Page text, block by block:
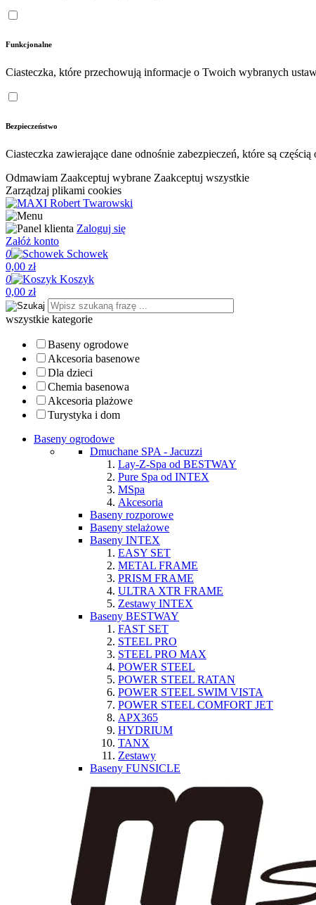
Funkcjonalne
Ciasteczka, które przechowują informacje o Twoich wybranych
Bezpieczeństwo
Ciasteczka zawierające dane odnośnie zabezpieczeń, które są
Odmawiam Zaakceptuj wybrane Zaakceptuj wszystkie
Zarządzaj plikami cookies
Zaloguj się
Załóż konto
0
Schowek
0,00 zł
0
Koszyk
0,00 zł
wszystkie kategorie
Baseny ogrodowe
Akcesoria basenowe
Dla dzieci
Chemia basenowa
Akcesoria plażowe
Turystyka i dom
Baseny ogrodowe
Dmuchane SPA - Jacuzzi
Lay-Z-Spa od BESTWAY
Pure Spa od INTEX
MSpa
Akcesoria
Baseny rozporowe
Baseny stelażowe
Baseny INTEX
EASY SET
METAL FRAME
PRISM FRAME
ULTRA XTR FRAME
Zestawy INTEX
Baseny BESTWAY
FAST SET
STEEL PRO
STEEL PRO MAX
POWER STEEL
POWER STEEL RATAN
POWER STEEL SWIM VISTA
POWER STEEL COMFORT JET
APX365
HYDRIUM
TANX
Zestawy
Baseny FUNSICLE